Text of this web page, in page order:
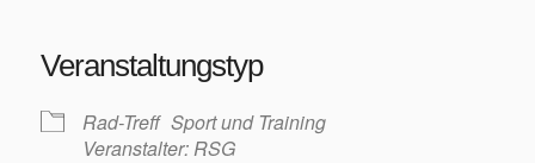
Veranstaltungstyp
Rad-Treff Sport und Training
Veranstalter: RSG